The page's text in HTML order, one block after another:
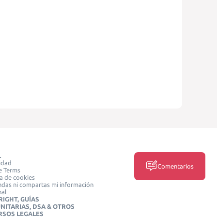
Terms
de cookies
ni compartas mi información
GUÍAS
DSA & OTROS
LEGALES
Comentarios